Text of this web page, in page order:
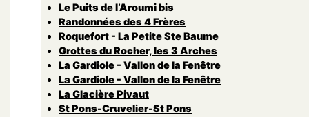
Le Puits de l’Aroumi bis
Randonnées des 4 Frères
Roquefort - La Petite Ste Baume
Grottes du Rocher, les 3 Arches
La Gardiole - Vallon de la Fenêtre
La Gardiole - Vallon de la Fenêtre
La Glacière Pivaut
St Pons-Cruvelier-St Pons